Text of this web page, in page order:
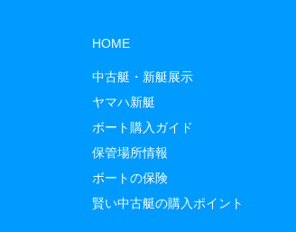
HOME
中古艇・新艇展示
ヤマハ新艇
ボート購入ガイド
保管場所情報
ボートの保険
賢い中古艇の購入ポイント